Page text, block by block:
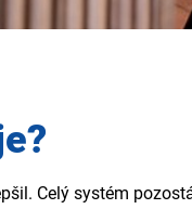
Celý systém